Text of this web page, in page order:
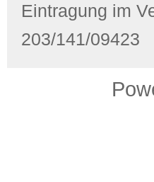
Eintragung im
203/141/09423